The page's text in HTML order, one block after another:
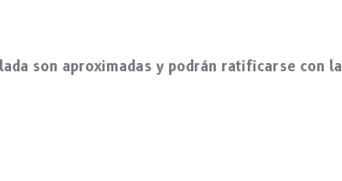
son aproximadas y podrán ratificarse con la